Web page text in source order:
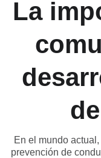
La
En el mundo
prevención de